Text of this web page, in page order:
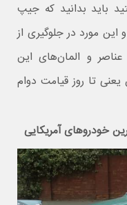
باید بدانید که جیپ
و این مورد در جلوگیری از
و المان‌های این
تا روز قیامت دوام